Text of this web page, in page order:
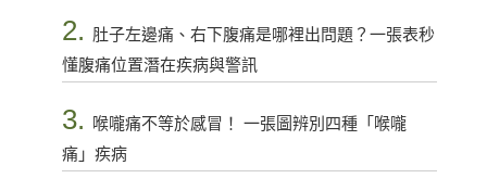
2. 肚子左邊痛、右下腹痛是哪裡出問題？一張表秒
懂腹痛位置潛在疾病與警訊
3.
喉嚨痛不等於感冒！ 一張圖辨別四種「喉嚨
痛」疾病